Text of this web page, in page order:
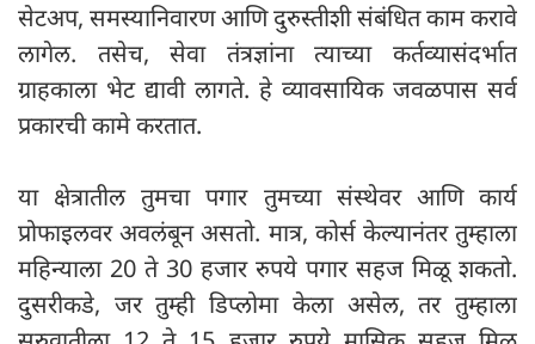
सेटअप, समस्यानिवारण आणि दुरुस्तीशी संबंधित काम करावे
लागेल. तसेच, सेवा तंत्रज्ञांना त्याच्या कर्तव्यासंदर्भात
ग्राहकाला भेट द्यावी लागते. हे व्यावसायिक जवळपास सर्व
प्रकारची कामे करतात.
या क्षेत्रातील तुमचा पगार तुमच्या संस्थेवर आणि कार्य
प्रोफाइलवर अवलंबून असतो. मात्र, कोर्स केल्यानंतर तुम्हाला
महिन्याला 20 ते 30 हजार रुपये पगार सहज मिळू शकतो.
दुसरीकडे, जर तुम्ही डिप्लोमा केला असेल, तर तुम्हाला